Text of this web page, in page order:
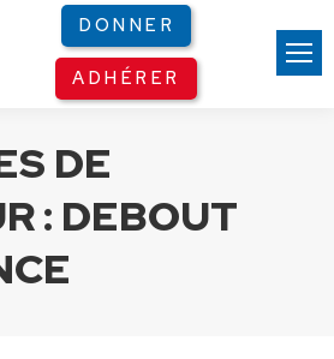
DONNER
ADHÉRER
DE
: DEBOUT
cookies